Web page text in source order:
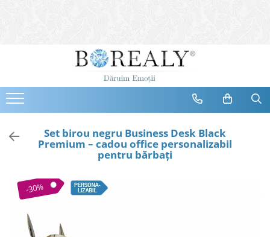
Bijuterii
Cercei
Bratari
Coliere
Tiare
Destinatari
Bijuterii Femei
Bijuterii Copii
Set birou negru Business Desk Black
Premium – cadou office personalizabil
pentru bărbați
-30%